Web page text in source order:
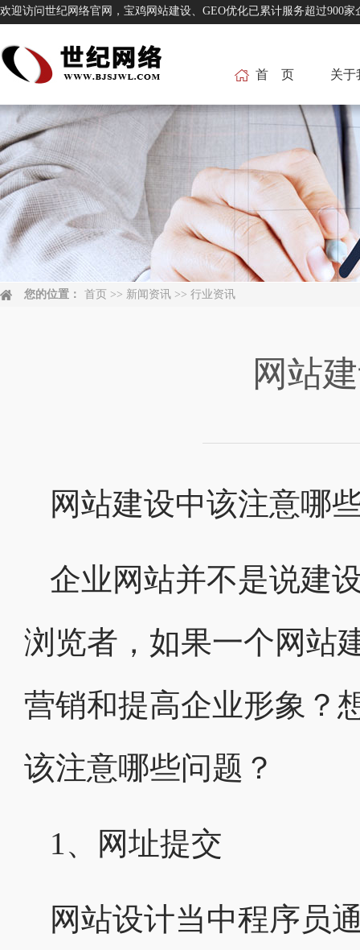
欢迎访问世纪网络官网，宝鸡网站建设、GEO优化已累计服务超
首 页 关于
您的位置： 首页 >> 新闻资讯 >> 行业资讯
网站
网站建设中该注意哪
企业网站并不是说建
浏览者，如果一个网站
营销和提高企业形象？
该注意哪些问题？
1、网址提交
网站设计当中程序员